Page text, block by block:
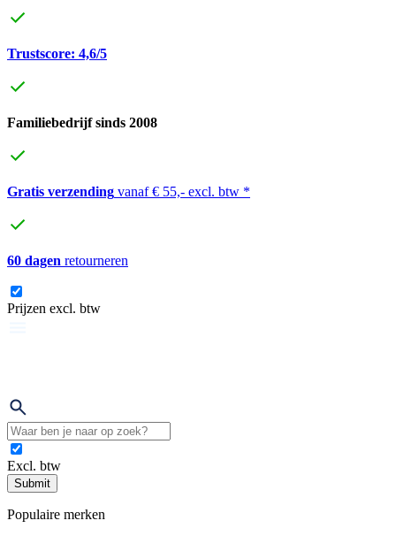
Trustscore: 4,6/5
Familiebedrijf sinds 2008
Gratis verzending vanaf € 55,- excl. btw *
60 dagen retourneren
Prijzen excl. btw
Excl. btw
Submit
Populaire merken